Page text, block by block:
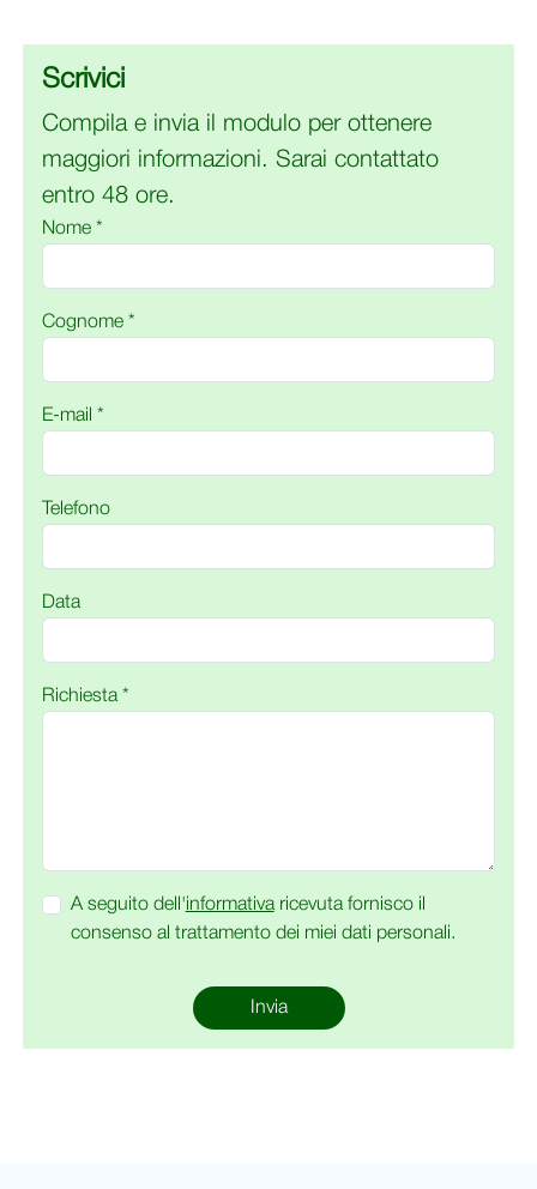
Scrivici
Compila e invia il modulo per ottenere
maggiori informazioni. Sarai contattato
entro 48 ore.
Nome *
Cognome *
E-mail *
Telefono
Data
Richiesta *
A seguito dell'informativaricevuta fornisco il
consenso al trattamento dei miei dati personali.
Invia